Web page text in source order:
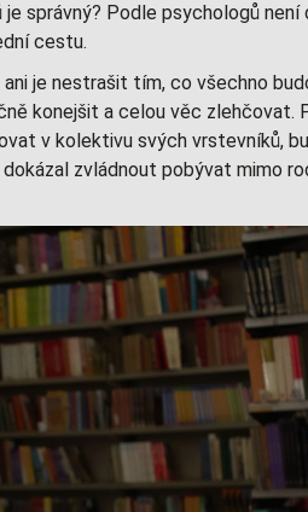
správný? Podle psychologů není
cestu.
je nestrašit tím, co všechno
konejšit a celou věc zlehčovat.
v kolektivu svých vrstevníků,
zvládnout pobývat mimo